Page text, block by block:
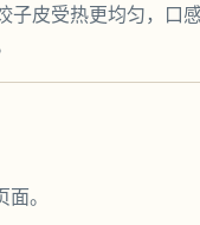
皮受热更均匀，口
。